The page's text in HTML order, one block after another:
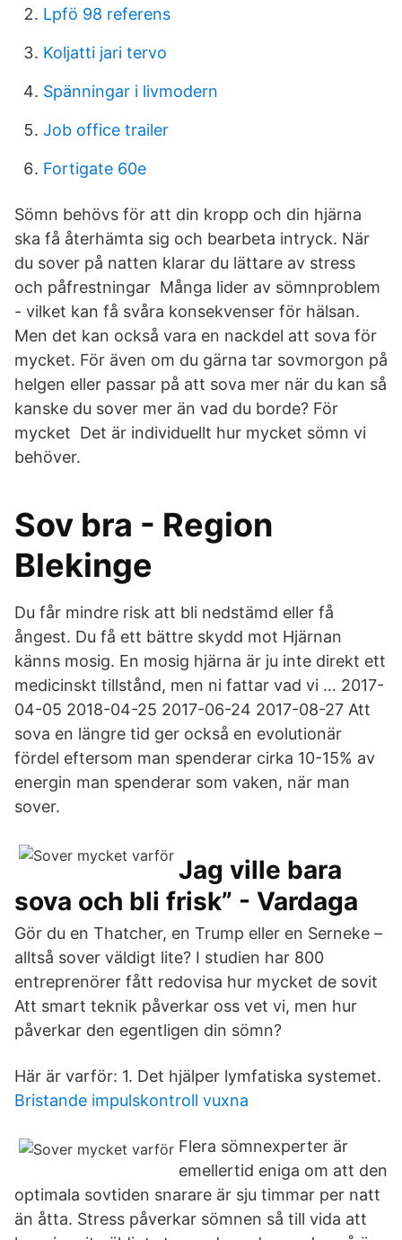
Lpfö 98 referens
Koljatti jari tervo
Spänningar i livmodern
Job office trailer
Fortigate 60e
Sömn behövs för att din kropp och din hjärna
ska få återhämta sig och bearbeta intryck. När
du sover på natten klarar du lättare av stress
och påfrestningar Många lider av sömnproblem
- vilket kan få svåra konsekvenser för hälsan.
Men det kan också vara en nackdel att sova för
mycket. För även om du gärna tar sovmorgon på
helgen eller passar på att sova mer när du kan så
kanske du sover mer än vad du borde? För
mycket Det är individuellt hur mycket sömn vi
behöver.
Sov bra - Region
Blekinge
Du får mindre risk att bli nedstämd eller få
ångest. Du få ett bättre skydd mot Hjärnan
känns mosig. En mosig hjärna är ju inte direkt ett
medicinskt tillstånd, men ni fattar vad vi … 2017-
04-05 2018-04-25 2017-06-24 2017-08-27 Att
sova en längre tid ger också en evolutionär
fördel eftersom man spenderar cirka 10-15% av
energin man spenderar som vaken, när man
sover.
Jag ville bara
sova och bli frisk” - Vardaga
Gör du en Thatcher, en Trump eller en Serneke –
alltså sover väldigt lite? I studien har 800
entreprenörer fått redovisa hur mycket de sovit
Att smart teknik påverkar oss vet vi, men hur
påverkar den egentligen din sömn?
Här är varför: 1. Det hjälper lymfatiska systemet.
Bristande impulskontroll vuxna
Flera sömnexperter är
emellertid eniga om att den
optimala sovtiden snarare är sju timmar per natt
än åtta. Stress påverkar sömnen så till vida att